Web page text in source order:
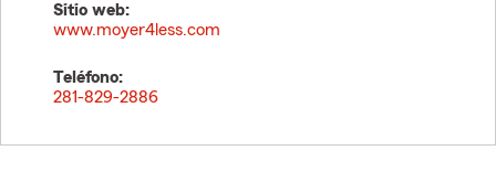
Sitio web:
www.moyer4less.com
Teléfono:
281-829-2886